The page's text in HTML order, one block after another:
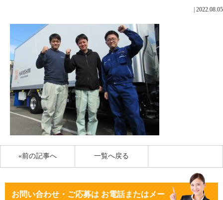
2022.08.05
«前の記事へ 一覧へ戻る
お問い合わせ・ご応募はお電話またはメー